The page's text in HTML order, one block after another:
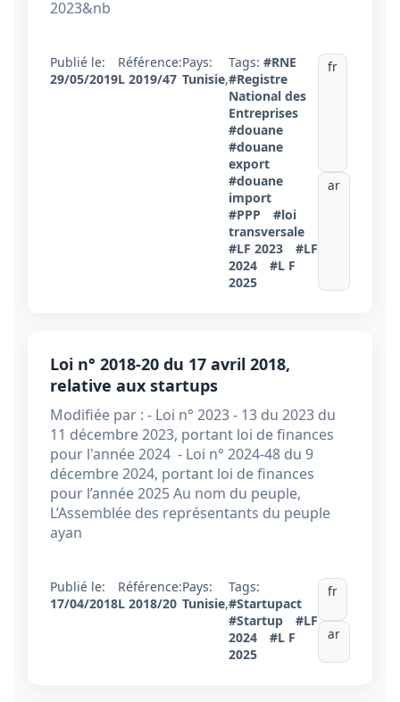
2023&nb
Publié le:
29/05/2019
Référence:
L 2019/47
Pays:
Tunisie,
Tags: #RNE
#Registre
National des
Entreprises
#douane
#douane
export
#douane
import
#PPP
#loi
transversale
#LF 2023
#LF
2024
#L F
2025
fr
ar
Loi n° 2018-20 du 17 avril 2018,
relative aux startups
Modifiée par : - Loi n° 2023 - 13 du 2023 du
11 décembre 2023, portant loi de finances
pour l'année 2024 - Loi n° 2024-48 du 9
décembre 2024, portant loi de finances
pour l’année 2025 Au nom du peuple,
L’Assemblée des représentants du peuple
ayan
Publié le:
17/04/2018
Référence:
L 2018/20
Pays:
Tunisie,
Tags:
#Startupact
#Startup
#LF
2024
#L F
2025
fr
ar